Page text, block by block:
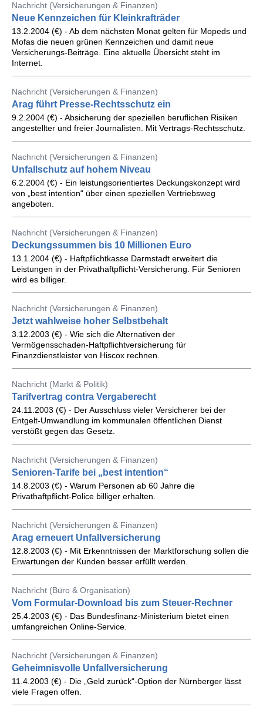
Nachricht (Versicherungen & Finanzen)
Neue Kennzeichen für Kleinkrafträder
13.2.2004 (€) - Ab dem nächsten Monat gelten für Mopeds und
Mofas die neuen grünen Kennzeichen und damit neue
Versicherungs-Beiträge. Eine aktuelle Übersicht steht im
Internet.
Nachricht (Versicherungen & Finanzen)
Arag führt Presse-Rechtsschutz ein
9.2.2004 (€) - Absicherung der speziellen beruflichen Risiken
angestellter und freier Journalisten. Mit Vertrags-Rechtsschutz.
Nachricht (Versicherungen & Finanzen)
Unfallschutz auf hohem Niveau
6.2.2004 (€) - Ein leistungsorientiertes Deckungskonzept wird
von „best intention“ über einen speziellen Vertriebsweg
angeboten.
Nachricht (Versicherungen & Finanzen)
Deckungssummen bis 10 Millionen Euro
13.1.2004 (€) - Haftpflichtkasse Darmstadt erweitert die
Leistungen in der Privathaftpflicht-Versicherung. Für Senioren
wird es billiger.
Nachricht (Versicherungen & Finanzen)
Jetzt wahlweise hoher Selbstbehalt
3.12.2003 (€) - Wie sich die Alternativen der
Vermögensschaden-Haftpflichtversicherung für
Finanzdienstleister von Hiscox rechnen.
Nachricht (Markt & Politik)
Tarifvertrag contra Vergaberecht
24.11.2003 (€) - Der Ausschluss vieler Versicherer bei der
Entgelt-Umwandlung im kommunalen öffentlichen Dienst
verstößt gegen das Gesetz.
Nachricht (Versicherungen & Finanzen)
Senioren-Tarife bei „best intention“
14.8.2003 (€) - Warum Personen ab 60 Jahre die
Privathaftpflicht-Police billiger erhalten.
Nachricht (Versicherungen & Finanzen)
Arag erneuert Unfallversicherung
12.8.2003 (€) - Mit Erkenntnissen der Marktforschung sollen die
Erwartungen der Kunden besser erfüllt werden.
Nachricht (Büro & Organisation)
Vom Formular-Download bis zum Steuer-Rechner
25.4.2003 (€) - Das Bundesfinanz-Ministerium bietet einen
umfangreichen Online-Service.
Nachricht (Versicherungen & Finanzen)
Geheimnisvolle Unfallversicherung
11.4.2003 (€) - Die „Geld zurück“-Option der Nürnberger lässt
viele Fragen offen.